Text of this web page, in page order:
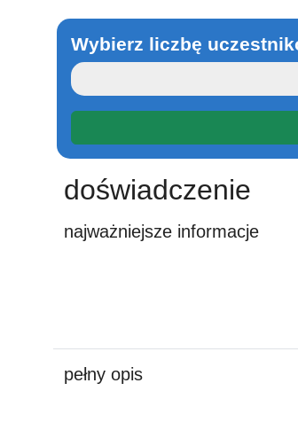
Wybierz liczbę
doświadczenie
najważniejsze informacje
pełny opis